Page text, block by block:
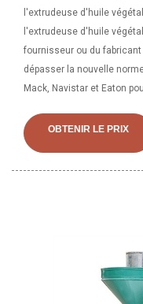
l'extrudeuse d'huile
l'extrudeuse d'huile
fournisseur ou du
dépasser la nouvelle
Mack, Navistar et Eaton
stabilité au cisaillement
protéger l'équipement
OBTENIR LE PRIX